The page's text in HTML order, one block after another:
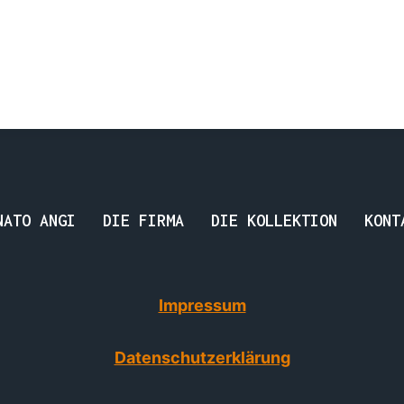
ANGI DIE FIRMA DIE KOLLEKTION
Impressum
Datenschutzerklärung